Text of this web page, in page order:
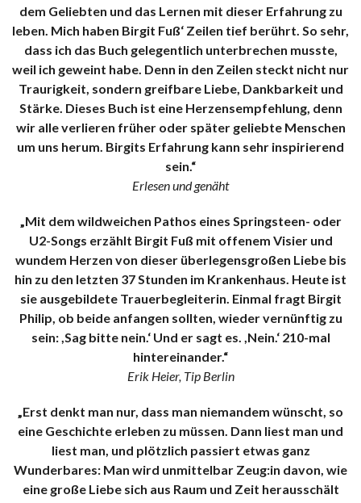
dem Geliebten und das Lernen mit dieser Erfahrung zu
leben. Mich haben Birgit Fuß‘ Zeilen tief berührt. So sehr,
dass ich das Buch gelegentlich unterbrechen musste,
weil ich geweint habe. Denn in den Zeilen steckt nicht nur
Traurigkeit, sondern greifbare Liebe, Dankbarkeit und
Stärke. Dieses Buch ist eine Herzensempfehlung, denn
wir alle verlieren früher oder später geliebte Menschen
um uns herum. Birgits Erfahrung kann sehr inspirierend
sein.“
Erlesen und genäht
„Mit dem wildweichen Pathos eines Springsteen- oder
U2-Songs erzählt Birgit Fuß mit offenem Visier und
wundem Herzen von dieser überlegensgroßen Liebe bis
hin zu den letzten 37 Stunden im Krankenhaus. Heute ist
sie ausgebildete Trauerbegleiterin. Einmal fragt Birgit
Philip, ob beide anfangen sollten, wieder vernünftig zu
sein: ,Sag bitte nein.‘ Und er sagt es. ,Nein.‘ 210-mal
hintereinander.“
Erik Heier, Tip Berlin
„Erst denkt man nur, dass man niemandem wünscht, so
eine Geschichte erleben zu müssen. Dann liest man und
liest man, und plötzlich passiert etwas ganz
Wunderbares: Man wird unmittelbar Zeug:in davon, wie
eine große Liebe sich aus Raum und Zeit herausschält